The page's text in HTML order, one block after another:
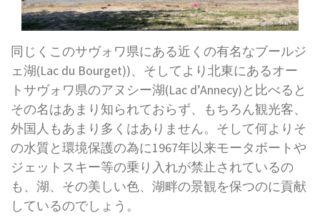
同じくこのサヴォワ県にある近くの有名なブールジ
ェ湖(Lac du Bourget))、そしてより北東にあるオー
トサヴォワ県のアヌシー湖(Lac d’Annecy)と比べると
その名はあまり知られておらず、もちろん観光客、
外国人もあまり多くはありません。そして何よりそ
の水質と環境保護の為に1967年以来モータボートや
ジェットスキー等の乗り入れが禁止されているの
も、湖、その美しい色、湖畔の景観を保つのに貢献
しているのでしょう。